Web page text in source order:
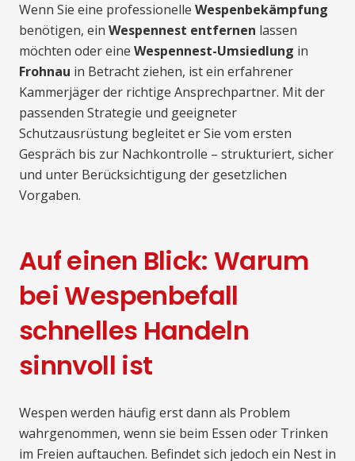
Wenn Sie eine professionelle Wespenbekämpfung
benötigen, ein Wespennest entfernen lassen
möchten oder eine Wespennest-Umsiedlung in
Frohnau in Betracht ziehen, ist ein erfahrener
Kammerjäger der richtige Ansprechpartner. Mit der
passenden Strategie und geeigneter
Schutzausrüstung begleitet er Sie vom ersten
Gespräch bis zur Nachkontrolle – strukturiert, sicher
und unter Berücksichtigung der gesetzlichen
Vorgaben.
Auf einen Blick: Warum
bei Wespenbefall
schnelles Handeln
sinnvoll ist
Wespen werden häufig erst dann als Problem
wahrgenommen, wenn sie beim Essen oder Trinken
im Freien auftauchen. Befindet sich jedoch ein Nest in